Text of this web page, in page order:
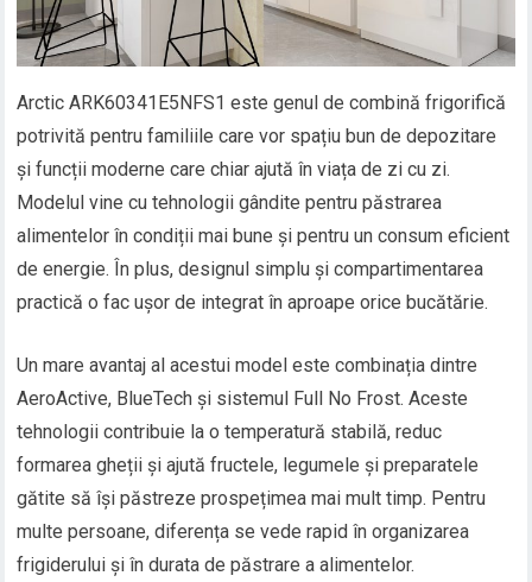
Arctic ARK60341E5NFS1 este genul de combină frigorifică
potrivită pentru familiile care vor spațiu bun de depozitare
și funcții moderne care chiar ajută în viața de zi cu zi.
Modelul vine cu tehnologii gândite pentru păstrarea
alimentelor în condiții mai bune și pentru un consum eficient
de energie. În plus, designul simplu și compartimentarea
practică o fac ușor de integrat în aproape orice bucătărie.
Un mare avantaj al acestui model este combinația dintre
AeroActive, BlueTech și sistemul Full No Frost. Aceste
tehnologii contribuie la o temperatură stabilă, reduc
formarea gheții și ajută fructele, legumele și preparatele
gătite să își păstreze prospețimea mai mult timp. Pentru
multe persoane, diferența se vede rapid în organizarea
frigiderului și în durata de păstrare a alimentelor.